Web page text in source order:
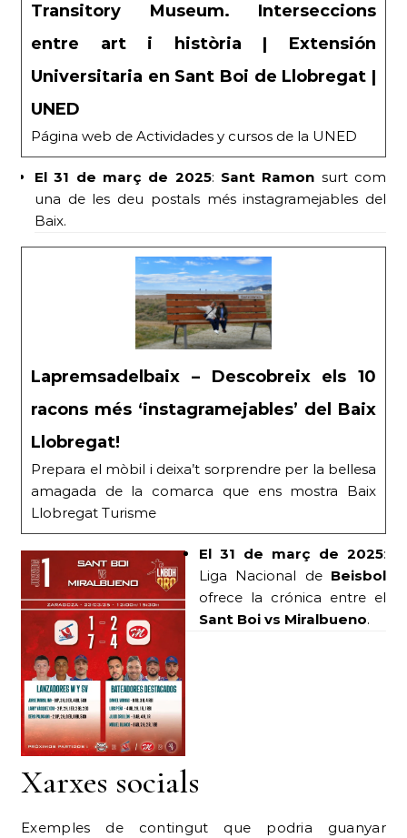
Transitory Museum. Interseccions
entre art i història | Extensión
Universitaria en Sant Boi de Llobregat |
UNED
Página web de Actividades y cursos de la UNED
El 31 de març de 2025: Sant Ramon surt com
una de les deu postals més instagramejables del
Baix.
Lapremsadelbaix – Descobreix els 10
racons més ‘instagramejables’ del Baix
Llobregat!
Prepara el mòbil i deixa’t sorprendre per la bellesa
amagada de la comarca que ens mostra Baix
Llobregat Turisme
El 31 de març de 2025:
Liga Nacional de Beisbol
ofrece la crónica entre el
Sant Boi vs Miralbueno.
Xarxes socials
Exemples de contingut que podria guanyar